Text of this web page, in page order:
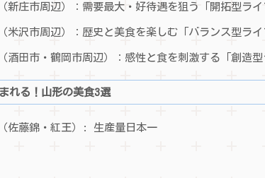
新庄市周辺）：需要最大・好待遇を狙う「開拓型ライ
米沢市周辺）：歴史と美食を楽しむ「バランス型ライ
酒田市・鶴岡市周辺）：感性と食を刺激する「創造型
れる！山形の美食3選
佐藤錦・紅王）: 生産量日本一